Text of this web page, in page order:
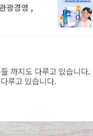
광경영 ,
까지도 다루고 있습니다.
루고 있습니다.